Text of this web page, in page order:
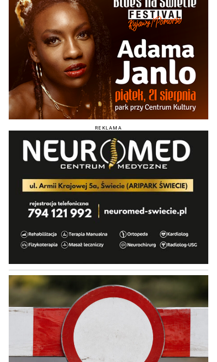
REKLAMA